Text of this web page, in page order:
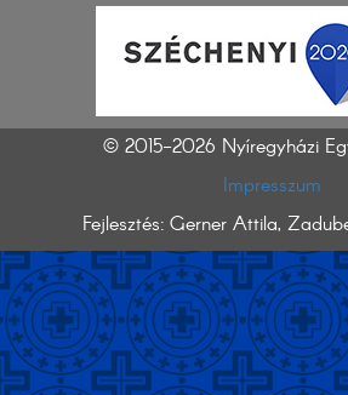
© 2015-2026 Nyíregyházi
Impresszum
Fejlesztés: Gerner Attila,